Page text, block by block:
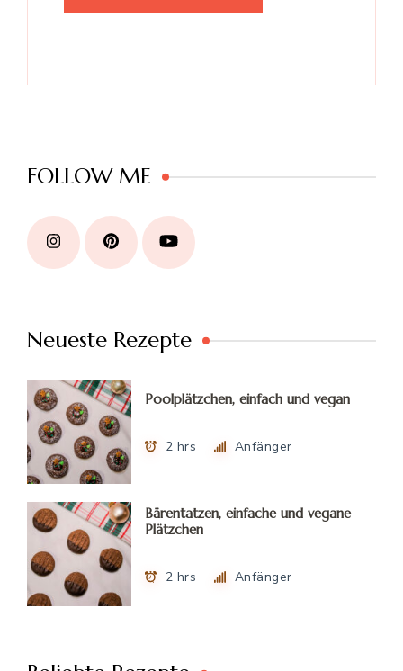
FOLLOW ME
Neueste Rezepte
Poolplätzchen, einfach und vegan
2 hrs Anfänger
Bärentatzen, einfache und vegane
Plätzchen
2 hrs Anfänger